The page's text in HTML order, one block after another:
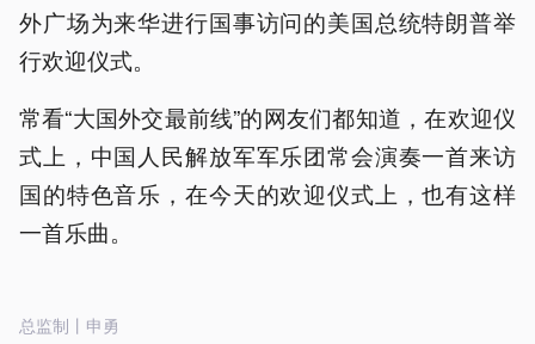
外广场为来华进行国事访问的美国总统特朗普举
行欢迎仪式。
常看“大国外交最前线”的网友们都知道，在欢迎仪
式上，中国人民解放军军乐团常会演奏一首来访
国的特色音乐，在今天的欢迎仪式上，也有这样
一首乐曲。
总监制丨申勇